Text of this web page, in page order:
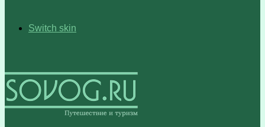
Switch skin